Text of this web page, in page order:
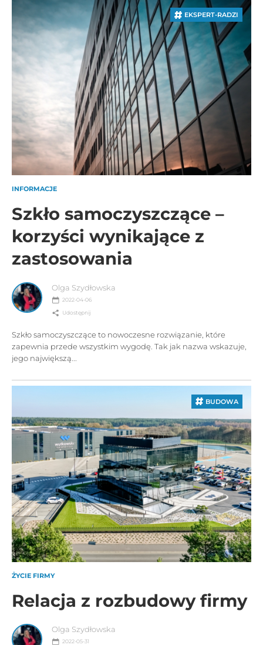
EKSPERT-RADZI
INFORMACJE
Szkło samoczyszczące –
korzyści wynikające z
zastosowania
Olga Szydłowska
2022-04-06
Udostępnij
Szkło samoczyszczące to nowoczesne rozwiązanie, które
zapewnia przede wszystkim wygodę. Tak jak nazwa wskazuje,
jego największą...
BUDOWA
ŻYCIE FIRMY
Relacja z rozbudowy firmy
Olga Szydłowska
2022-05-31